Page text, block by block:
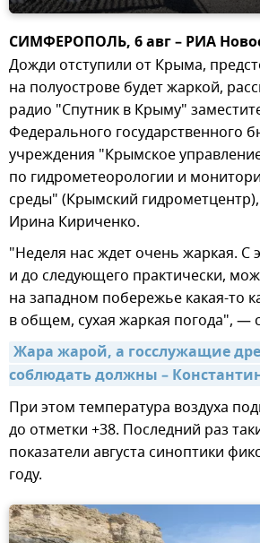
СИМФЕРОПОЛЬ, 6 авг – РИА
Дожди отступили от Крыма,
на полуострове будет жаркой,
радио "Спутник в Крыму"
Федерального государственного
учреждения "Крымское
по гидрометеорологии и
среды" (Крымский
Ирина Кириченко.
"Неделя нас ждет очень жаркая. С
и до следующего практически,
на западном побережье какая-то
в общем, сухая жаркая погода", —
Жара жарой, а госслужащие
соблюдать должны –
При этом температура воздуха
до отметки +38. Последний раз
показатели августа синоптики
году.